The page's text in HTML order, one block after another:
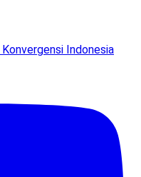
Indonesia